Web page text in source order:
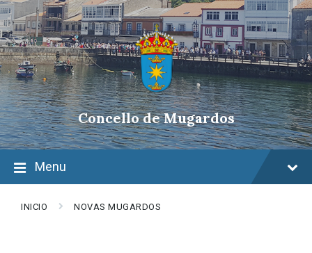
Skip
to
content
Skip
to
main
navigation
Skip
to
footer
Concello de Mugardos
Menu
INICIO NOVAS MUGARDOS